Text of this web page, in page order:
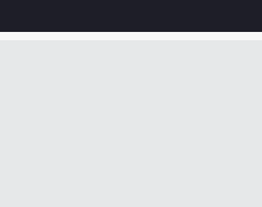
的